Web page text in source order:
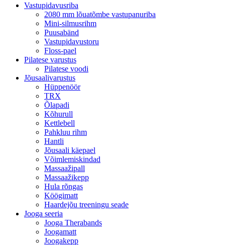
Vastupidavusriba
2080 mm lõuatõmbe vastupanuriba
Mini-silmusrihm
Puusabänd
Vastupidavustoru
Floss-pael
Pilatese varustus
Pilatese voodi
Jõusaalivarustus
Hüppenöör
TRX
Õlapadi
Kõhurull
Kettlebell
Pahkluu rihm
Hantli
Jõusaali käepael
Võimlemiskindad
Massaažipall
Massaažikepp
Hula rõngas
Köögimatt
Haardejõu treeningu seade
Jooga seeria
Jooga Therabands
Joogamatt
Joogakepp